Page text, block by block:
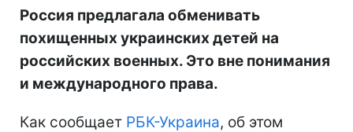
Россия предлагала обменивать
похищенных украинских детей на
российских военных. Это вне понимания
и международного права.
Как сообщает РБК-Украина, об этом